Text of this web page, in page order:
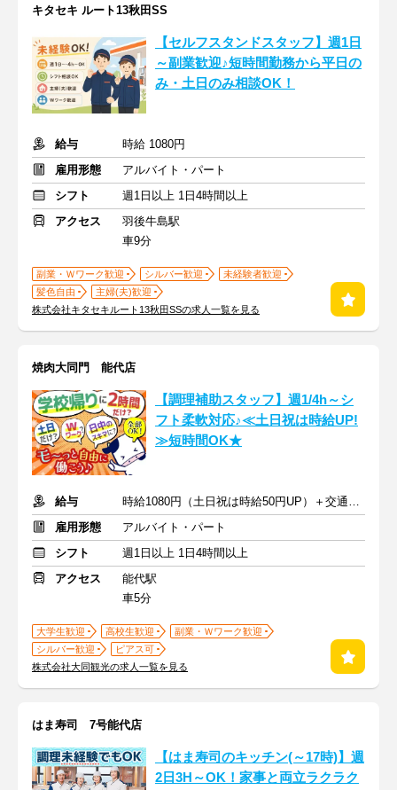
キタセキ ルート13秋田SS
【セルフスタンドスタッフ】週1日
～副業歓迎♪短時間勤務から平日の
み・土日のみ相談OK！
給与
時給 1080円
雇用形態
アルバイト・パート
シフト
週1日以上 1日4時間以上
アクセス
羽後牛島駅
車9分
副業・Ｗワーク歓迎 シルバー歓迎
未経験者歓迎
髪色自由
主婦(夫)歓迎
株式会社キタセキルート13秋田SSの求人一覧を見る
焼肉大同門 能代店
【調理補助スタッフ】週1/4h～シ
フト柔軟対応♪≪土日祝は時給UP!
≫短時間OK★
給与
時給1080円（土日祝は時給50円UP）＋交通費規定支給
雇用形態
アルバイト・パート
シフト
週1日以上 1日4時間以上
アクセス
能代駅
車5分
大学生歓迎 高校生歓迎
副業・Ｗワーク歓迎
シルバー歓迎
ピアス可
株式会社大同観光の求人一覧を見る
はま寿司 7号能代店
【はま寿司のキッチン(～17時)】週
2日3H～OK！家事と両立ラクラク